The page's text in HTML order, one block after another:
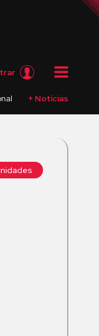
+ Notícias